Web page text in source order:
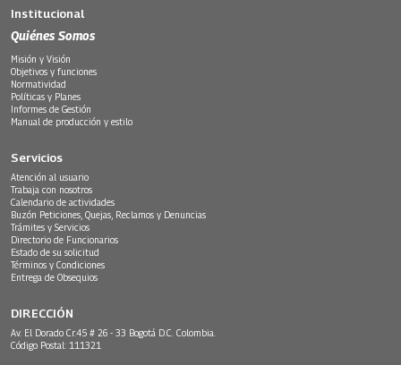
Institucional
Quiénes Somos
Misión y Visión
Objetivos y funciones
Normatividad
Políticas y Planes
Informes de Gestión
Manual de producción y estilo
Servicios
Atención al usuario
Trabaja con nosotros
Calendario de actividades
Buzón Peticiones, Quejas, Reclamos y Denuncias
Trámites y Servicios
Directorio de Funcionarios
Estado de su solicitud
Términos y Condiciones
Entrega de Obsequios
DIRECCIÓN
Av. El Dorado Cr.45 # 26 - 33 Bogotá D.C. Colombia.
Código Postal: 111321